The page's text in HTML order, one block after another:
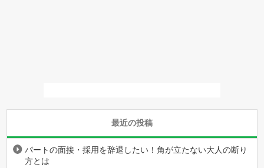
最近の投稿
パートの面接・採用を辞退したい！角が立たない大人の断り
方とは